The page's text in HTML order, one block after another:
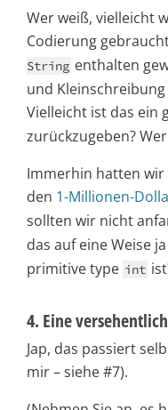
Wer weiß, vielleicht
Codierung
String enthalten
und
Vielleicht ist das ein
zurückzugeben?
Immerhin hatten
den 1-Millionen-
sollten wir nicht
das auf eine Weise
primitive type int
4. Eine
Jap, das passiert
mir – siehe #7).